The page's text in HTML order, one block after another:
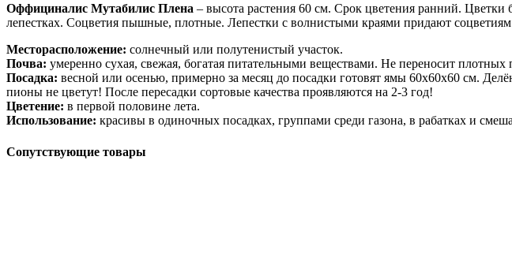
Оффициналис Мутабилис Плена – высота растения 60 см. Срок цветения ранний.
лепестках. Соцветия пышные, плотные. Лепестки с волнистыми краями придают
Месторасположение: солнечный или полутенистый участок.
Почва: умеренно сухая, свежая, богатая питательными веществами. Не переносит плотных
Посадка: весной или осенью, примерно за месяц до посадки готовят ямы 60х60х60 см.
пионы не цветут! После пересадки сортовые качества проявляются на 2-3 год!
Цветение: в первой половине лета.
Использование: красивы в одиночных посадках, группами среди газона, в рабатках и
Сопутствующие товары